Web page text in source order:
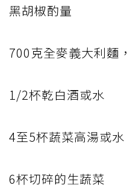
黑胡椒酌量
700克全麥義大利麵
1/2杯乾白酒或水
4至5杯蔬菜高湯或水
6杯切碎的生蔬菜